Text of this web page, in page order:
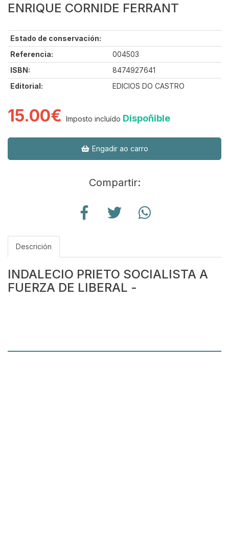
ENRIQUE CORNIDE FERRANT
Estado de conservación:
Referencia:
004503
ISBN:
8474927641
Editorial:
EDICIOS DO CASTRO
15.00€ Imposto incluído Dispoñible
Engadir ao carro
Compartir:
Descrición
INDALECIO PRIETO SOCIALISTA A
FUERZA DE LIBERAL -